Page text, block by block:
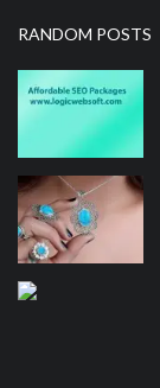
RANDOM POSTS